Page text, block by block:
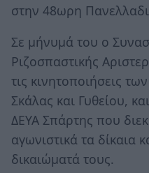
στην 48ωρη
Σε μήνυμά του ο
Ριζοσπαστικής
τις κινητοποιήσεις
Σκάλας και Γυθείου,
ΔΕΥΑ Σπάρτης που
αγωνιστικά τα δίκαια
δικαιώματά τους.